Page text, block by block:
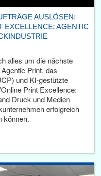
AUSLÖSEN:
EXCELLENCE: AGENTIC
alles um die nächste
Print, das
und KI-gestützte
Print Excellence:
Druck und Medien
erfolgreich
können.